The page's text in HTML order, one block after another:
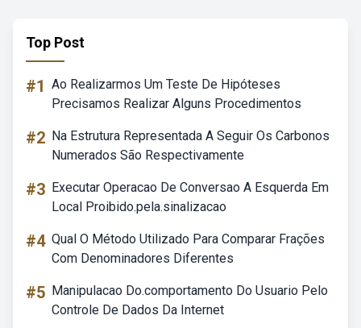
Top Post
#1 Ao Realizarmos Um Teste De Hipóteses
Precisamos Realizar Alguns Procedimentos
#2 Na Estrutura Representada A Seguir Os Carbonos
Numerados São Respectivamente
#3 Executar Operacao De Conversao A Esquerda Em
Local Proibido.pela.sinalizacao
#4 Qual O Método Utilizado Para Comparar Frações
Com Denominadores Diferentes
#5 Manipulacao Do.comportamento Do Usuario Pelo
Controle De Dados Da Internet